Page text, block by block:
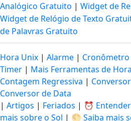
Analógico Gratuito | Widget de
Widget de Relógio de Texto
de Palavras Gratuito
Hora Unix | Alarme | Cronômetro
Timer | Mais Ferramentas de Hora
Contagem Regressiva |
Conversor de Data
| Artigos | Feriados | ⏰
mais sobre o Sol | 🌕 Saiba mais